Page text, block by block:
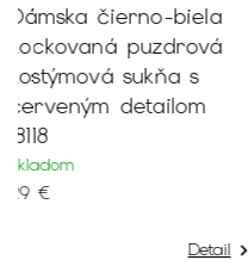
Dámska zeleno-čierny
kostým so vzorom
kohútej stopy 18883
Skladom
169 €